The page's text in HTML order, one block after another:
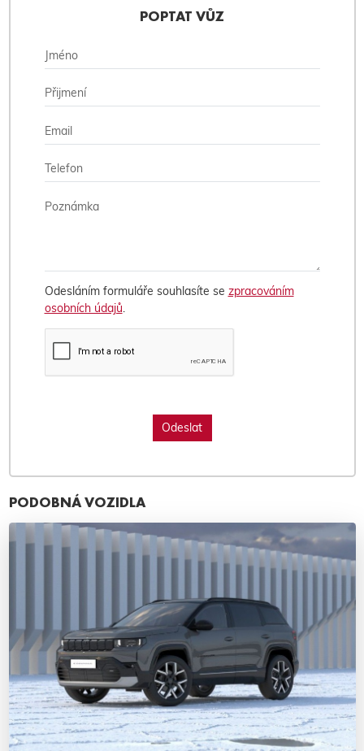
POPTAT VŮZ
Odesláním formuláře souhlasíte se zpracováním
osobních údajů.
PODOBNÁ VOZIDLA